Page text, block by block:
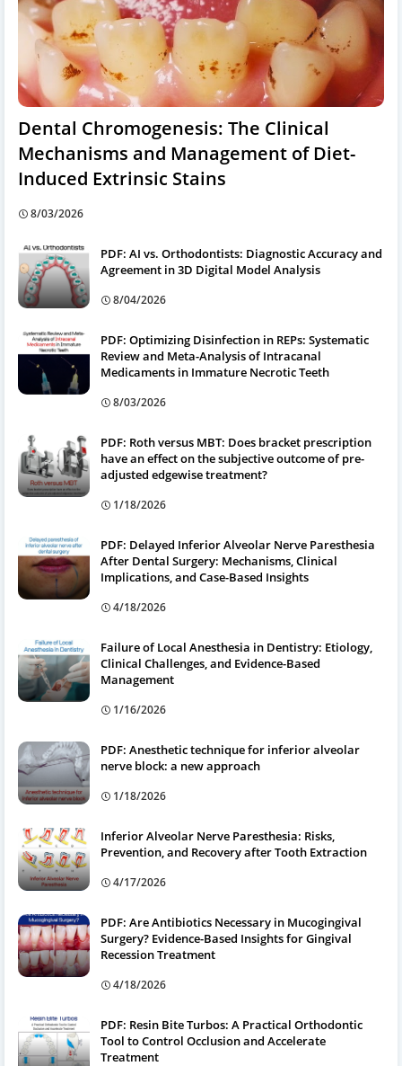
Dental Chromogenesis: The Clinical
Mechanisms and Management of Diet-
Induced Extrinsic Stains
8/03/2026
PDF: AI vs. Orthodontists: Diagnostic Accuracy and
Agreement in 3D Digital Model Analysis
8/04/2026
PDF: Optimizing Disinfection in REPs: Systematic
Review and Meta-Analysis of Intracanal
Medicaments in Immature Necrotic Teeth
8/03/2026
PDF: Roth versus MBT: Does bracket prescription
have an effect on the subjective outcome of pre-
adjusted edgewise treatment?
1/18/2026
PDF: Delayed Inferior Alveolar Nerve Paresthesia
After Dental Surgery: Mechanisms, Clinical
Implications, and Case-Based Insights
4/18/2026
Failure of Local Anesthesia in Dentistry: Etiology,
Clinical Challenges, and Evidence-Based
Management
1/16/2026
PDF: Anesthetic technique for inferior alveolar
nerve block: a new approach
1/18/2026
Inferior Alveolar Nerve Paresthesia: Risks,
Prevention, and Recovery after Tooth Extraction
4/17/2026
PDF: Are Antibiotics Necessary in Mucogingival
Surgery? Evidence-Based Insights for Gingival
Recession Treatment
4/18/2026
PDF: Resin Bite Turbos: A Practical Orthodontic
Tool to Control Occlusion and Accelerate
Treatment